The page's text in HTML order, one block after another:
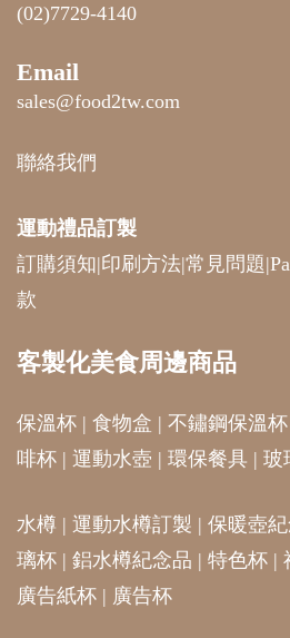
(02)7729-4140
Email
sales@food2tw.com
聯絡我們
運動禮品訂製
訂購須知|印刷方法|常見問題|
款
客製化美食周邊商品
保溫杯 | 食物盒 | 不鏽鋼保溫杯
啡杯 | 運動水壺 | 環保餐具 | 玻
水樽 | 運動水樽訂製 | 保暖壺
璃杯 | 鋁水樽紀念品 | 特色杯 |
廣告紙杯 | 廣告杯